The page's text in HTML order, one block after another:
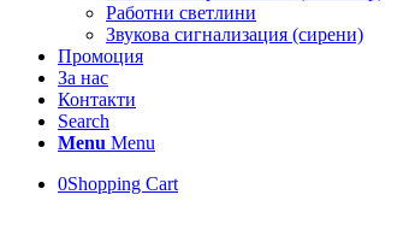
Работни светлини
Звукова сигнализация (сирени)
Промоция
За нас
Контакти
Search
Menu Menu
0Shopping Cart